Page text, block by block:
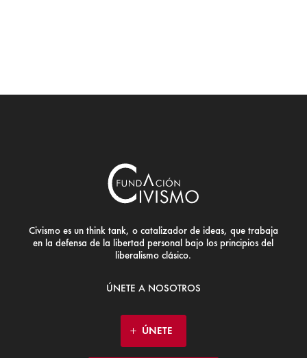
Civismo es un think tank, o catalizador de ideas, que trabaja
en la defensa de la libertad personal bajo los principios del
liberalismo clásico.
ÚNETE A NOSOTROS
ÚNETE